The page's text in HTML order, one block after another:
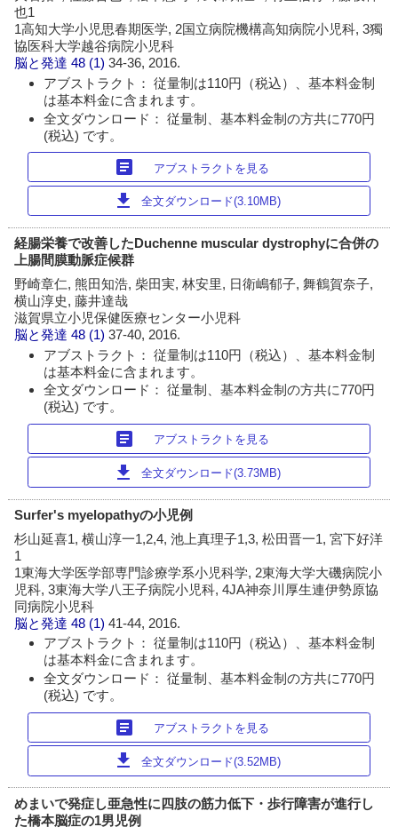
也1
1高知大学小児思春期医学, 2国立病院機構高知病院小児科, 3獨
協医科大学越谷病院小児科
脳と発達 48 (1)34-36, 2016.
アブストラクト： 従量制は110円（税込）、基本料金制
は基本料金に含まれます。
全文ダウンロード： 従量制、基本料金制の方共に770円
(税込) です。
article アブストラクトを見る
download 全文ダウンロード(3.10MB)
経腸栄養で改善したDuchenne muscular dystrophyに合併の
上腸間膜動脈症候群
野崎章仁, 熊田知浩, 柴田実, 林安里, 日衛嶋郁子, 舞鶴賀奈子,
横山淳史, 藤井達哉
滋賀県立小児保健医療センター小児科
脳と発達 48 (1)37-40, 2016.
アブストラクト： 従量制は110円（税込）、基本料金制
は基本料金に含まれます。
全文ダウンロード： 従量制、基本料金制の方共に770円
(税込) です。
article アブストラクトを見る
download 全文ダウンロード(3.73MB)
Surfer's myelopathyの小児例
杉山延喜1, 横山淳一1,2,4, 池上真理子1,3, 松田晋一1, 宮下好洋
1
1東海大学医学部専門診療学系小児科学, 2東海大学大磯病院小
児科, 3東海大学八王子病院小児科, 4JA神奈川厚生連伊勢原協
同病院小児科
脳と発達 48 (1)41-44, 2016.
アブストラクト： 従量制は110円（税込）、基本料金制
は基本料金に含まれます。
全文ダウンロード： 従量制、基本料金制の方共に770円
(税込) です。
article アブストラクトを見る
download 全文ダウンロード(3.52MB)
めまいで発症し亜急性に四肢の筋力低下・歩行障害が進行し
た橋本脳症の1男児例